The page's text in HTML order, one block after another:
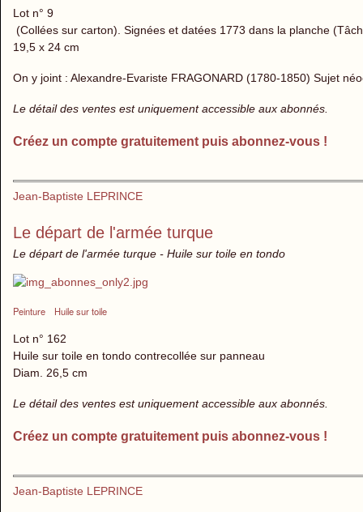
Lot n° 9
(Collées sur carton). Signées et datées 1773 dans la planche
19,5 x 24 cm
On y joint : Alexandre-Evariste FRAGONARD (1780-1850) Sujet
Le détail des ventes est uniquement accessible aux abonnés.
Créez un compte gratuitement puis abonnez-vous !
Jean-Baptiste LEPRINCE
Le départ de l'armée turque
Le départ de l'armée turque - Huile sur toile en tondo
Peinture Huile sur toile
Lot n° 162
Huile sur toile en tondo contrecollée sur panneau
Diam. 26,5 cm
Le détail des ventes est uniquement accessible aux abonnés.
Créez un compte gratuitement puis abonnez-vous !
Jean-Baptiste LEPRINCE